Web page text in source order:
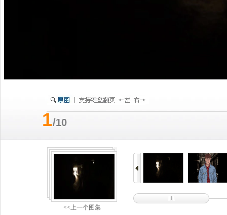
1/10
<<上一个图集